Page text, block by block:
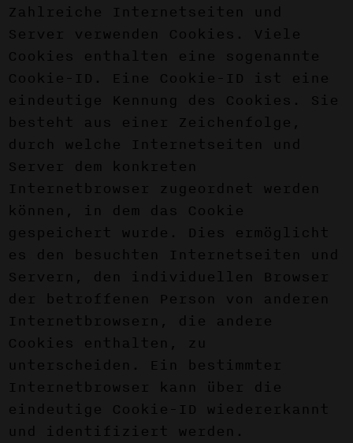
Zahlreiche Internetseiten und
Server verwenden Cookies. Viele
Cookies enthalten eine sogenannte
Cookie-ID. Eine Cookie-ID ist eine
eindeutige Kennung des Cookies. Sie
besteht aus einer Zeichenfolge,
durch welche Internetseiten und
Server dem konkreten
Internetbrowser zugeordnet werden
können, in dem das Cookie
gespeichert wurde. Dies ermöglicht
es den besuchten Internetseiten und
Servern, den individuellen Browser
der betroffenen Person von anderen
Internetbrowsern, die andere
Cookies enthalten, zu
unterscheiden. Ein bestimmter
Internetbrowser kann über die
eindeutige Cookie-ID wiedererkannt
und identifiziert werden.